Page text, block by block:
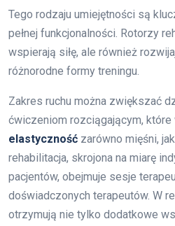
Tego rodzaju umiejętności są
pełnej funkcjonalności. Rotorzy
wspierają siłę, ale również
różnorodne formy treningu.
Zakres ruchu można zwiększać
ćwiczeniom rozciągającym, które
elastyczność zarówno mięśni,
rehabilitacja, skrojona na miarę
pacjentów, obejmuje sesje
doświadczonych terapeutów. W
otrzymują nie tylko dodatkowe